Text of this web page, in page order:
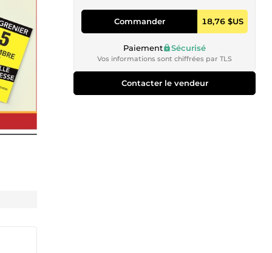
Commander 18,76 $US
Paiement Sécurisé
Vos informations sont chiffrées par TLS
Contacter le vendeur